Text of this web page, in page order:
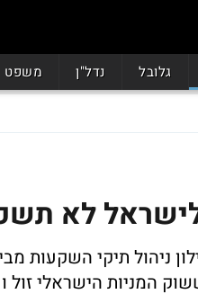
גלובל נדל"ן משפט
לישראל לא
ניהול תיקי השקעות